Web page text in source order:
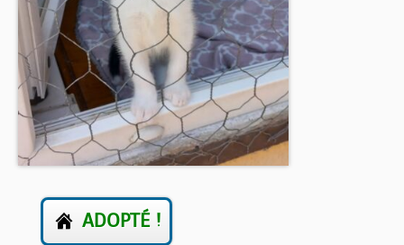
BOUTIQUE
FORUM
ADOPTÉ !